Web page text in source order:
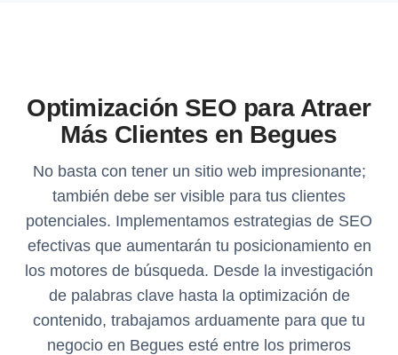
Optimización SEO para Atraer
Más Clientes en Begues
No basta con tener un sitio web impresionante;
también debe ser visible para tus clientes
potenciales. Implementamos estrategias de SEO
efectivas que aumentarán tu posicionamiento en
los motores de búsqueda. Desde la investigación
de palabras clave hasta la optimización de
contenido, trabajamos arduamente para que tu
negocio en Begues esté entre los primeros